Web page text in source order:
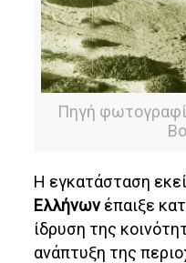
Πηγή
Η εγκατάσταση
Ελλήνωνέπαιξε
ίδρυση της
ανάπτυξη της